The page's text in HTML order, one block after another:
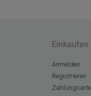
Einkaufen
Anmelden
Registrieren